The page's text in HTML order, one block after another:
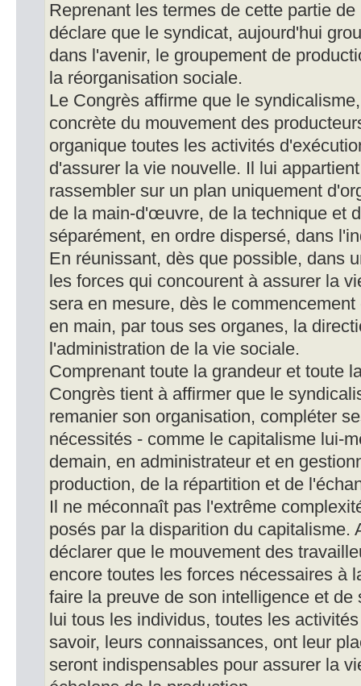
Reprenant les termes de cette partie
déclare que le syndicat, aujourd'hui
dans l'avenir, le groupement de
la réorganisation sociale.
Le Congrès affirme que le
concrète du mouvement des
organique toutes les activités
d'assurer la vie nouvelle. Il lui
rassembler sur un plan uniquement
de la main-d'œuvre, de la technique et
séparément, en ordre dispersé, dans
En réunissant, dès que possible, dans
les forces qui concourent à assurer la
sera en mesure, dès le
en main, par tous ses organes, la
l'administration de la vie sociale.
Comprenant toute la grandeur et toute
Congrès tient à affirmer que le
remanier son organisation, compléter
nécessités - comme le capitalisme lui-
demain, en administrateur et en
production, de la répartition et de
Il ne méconnaît pas l'extrême
posés par la disparition du capitalisme.
déclarer que le mouvement des
encore toutes les forces nécessaires à
faire la preuve de son intelligence et
lui tous les individus, toutes les
savoir, leurs connaissances, ont leur
seront indispensables pour assurer la